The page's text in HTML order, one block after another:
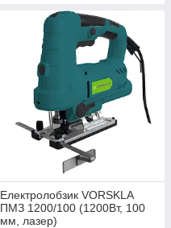
Електролобзик VORSKLA
ПМЗ 1200/100 (1200Вт, 100
мм, лазер)